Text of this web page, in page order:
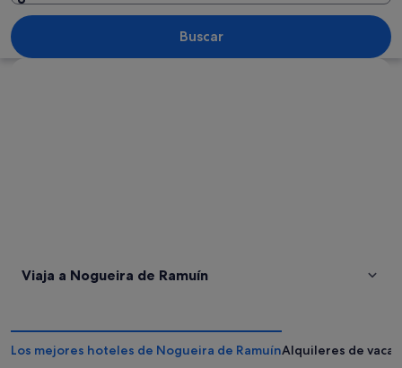
Un patio histórico con un árbol
Buscar
Viaja a Nogueira de Ramuín
Los mejores hoteles de Nogueira de RamuínAlquileres de